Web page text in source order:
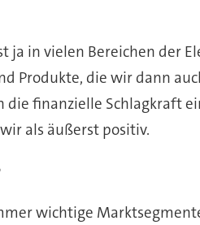
ja in vielen Bereichen der
Produkte, die wir dann
finanzielle Schlagkraft
als äußerst positiv.
wichtige